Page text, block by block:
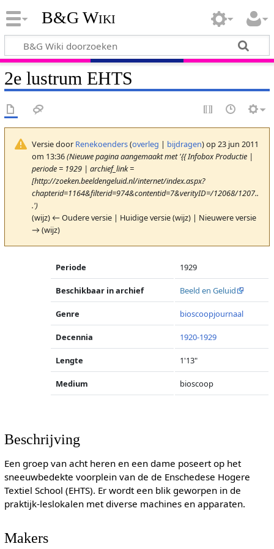
B&G Wiki
2e lustrum EHTS
Versie door Renekoenders(overleg | bijdragen)op 23 jun 2011
om 13:36(Nieuwe pagina aangemaakt met '{{ Infobox Productie |
periode = 1929 | archief_link =
[http://zoeken.beeldengeluid.nl/internet/index.aspx?
chapterid=1164&filterid=974&contentid=7&verityID=/12068/1207..
.')
(wijz) ← Oudere versie | Huidige versie (wijz) | Nieuwere versie
→ (wijz)
Periode 1929
Beschikbaar in archief Beeld en Geluid
Genre bioscoopjournaal
Decennia 1920-1929
Lengte 1'13"
Medium bioscoop
Beschrijving
Een groep van acht heren en een dame poseert op het
sneeuwbedekte voorplein van de de Enschedese Hogere
Textiel School (EHTS). Er wordt een blik geworpen in de
praktijk-leslokalen met diverse machines en apparaten.
Makers